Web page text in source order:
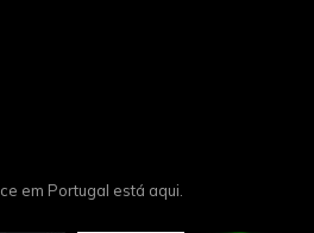
em Portugal está aqui.